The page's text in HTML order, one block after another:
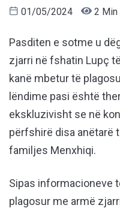
01/05/2024 2 Min
Pasditen e sotme u
zjarri në fshatin Lupç
kanë mbetur të
lëndime pasi është
ekskluzivisht se në
përfshirë disa anëtarë
familjes Menxhiqi.
Sipas informacioneve
plagosur me armë